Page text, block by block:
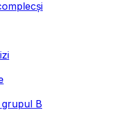
grupul B